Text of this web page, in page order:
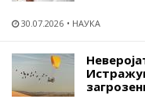
30.07.2026 НАУКА